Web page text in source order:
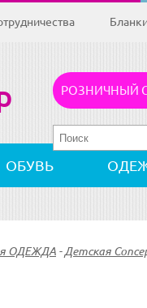
РОЗНИЧНЫЙ
ОБУВЬ
ОДЕЖДА - Детская